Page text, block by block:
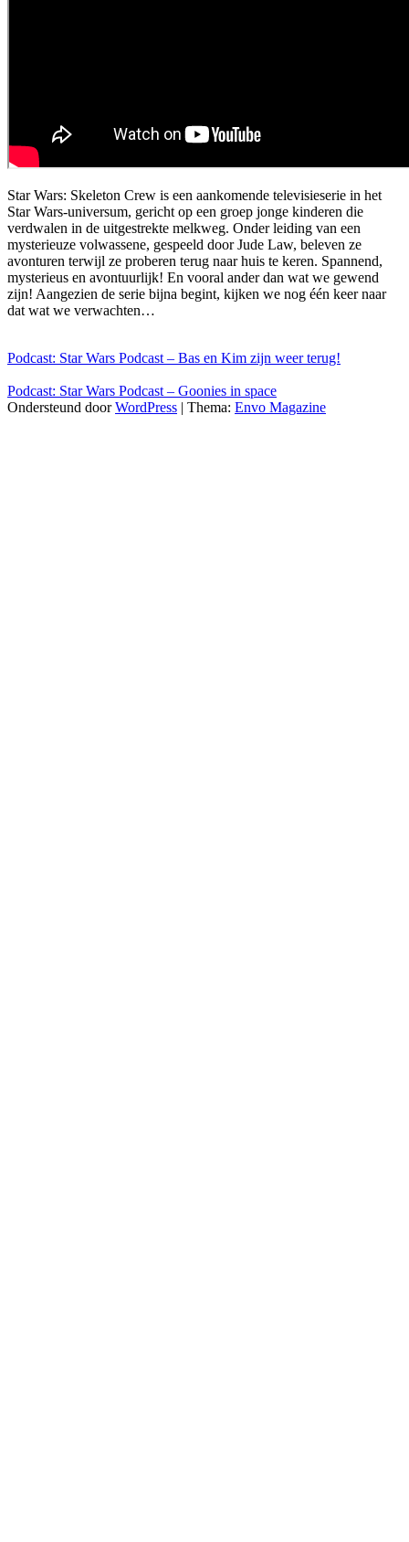
Star Wars: Skeleton Crew is een aankomende televisieserie in het
Star Wars-universum, gericht op een groep jonge kinderen die
verdwalen in de uitgestrekte melkweg. Onder leiding van een
mysterieuze volwassene, gespeeld door Jude Law, beleven ze
avonturen terwijl ze proberen terug naar huis te keren. Spannend,
mysterieus en avontuurlijk! En vooral ander dan wat we gewend
zijn! Aangezien de serie bijna begint, kijken we nog één keer naar
dat wat we verwachten…
Podcast: Star Wars Podcast – Bas en Kim zijn weer terug!
Podcast: Star Wars Podcast – Goonies in space
Ondersteund doorWordPress | Thema: Envo Magazine